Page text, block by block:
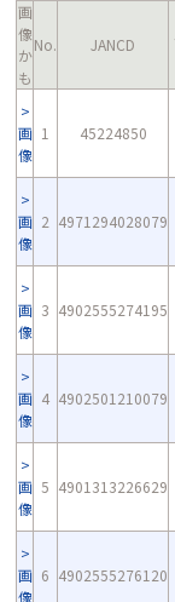
画
像
か
も
No. JANCD
画
像
1 45224850
画
像
2 4971294028079
画
像
3 4902555274195
画
像
4 4902501210079
画
像
5 4901313226629
画
像
6 4902555276120